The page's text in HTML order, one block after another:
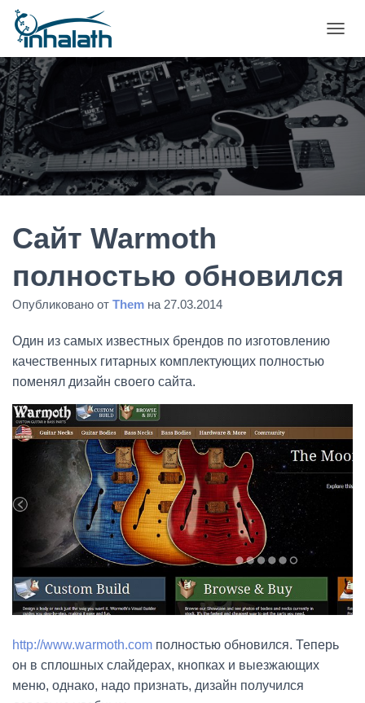
Е
Р
Е
К
Л
Ь
Г
А
Сайт Warmoth
полностью обновился
Опубликовано от Them на 27.03.2014
Один из самых известных брендов по изготовлению
качественных гитарных комплектующих полностью
поменял дизайн своего сайта.
http://www.warmoth.com полностью обновился. Теперь
он в сплошных слайдерах, кнопках и выезжающих
меню, однако, надо признать, дизайн получился